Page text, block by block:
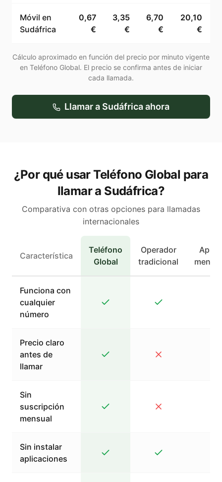
Móvil en
Sudáfrica
0,67
€
3,35
€
6,70
€
20,10
€
Cálculo aproximado en función del precio por minuto vigente
en Teléfono Global. El precio se confirma antes de iniciar
cada llamada.
Llamar a Sudáfricaahora
¿Por qué usar Teléfono Global para
llamar a Sudáfrica?
Comparativa con otras opciones para llamadas
internacionales
Característica
Teléfono
Global
Operador
tradicional
Apps
Funciona con
cualquier
número
Precio claro
antes de
llamar
Sin
suscripción
mensual
Sin instalar
aplicaciones